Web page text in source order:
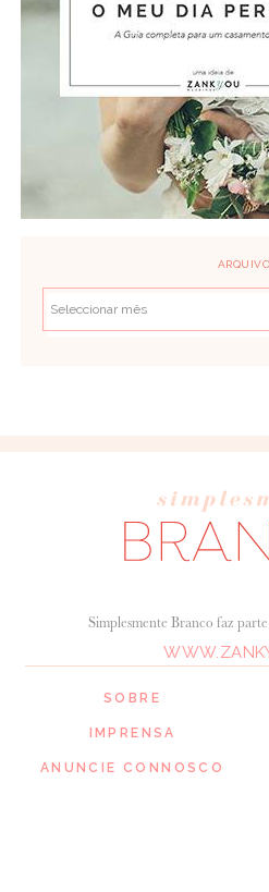
ARQUIVO
SOBRE
IMPRENSA
ANUNCIE CONNOSCO
Simplesmente Branco faz